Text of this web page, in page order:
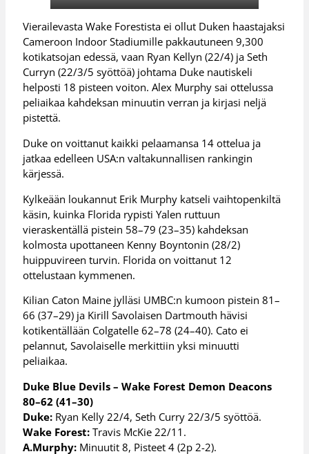
Vierailevasta Wake Forestista ei ollut Duken haastajaksi
Cameroon Indoor Stadiumille pakkautuneen 9,300
kotikatsojan edessä, vaan Ryan Kellyn (22/4) ja Seth
Curryn (22/3/5 syöttöä) johtama Duke nautiskeli
helposti 18 pisteen voiton. Alex Murphy sai ottelussa
peliaikaa kahdeksan minuutin verran ja kirjasi neljä
pistettä.
Duke on voittanut kaikki pelaamansa 14 ottelua ja
jatkaa edelleen USA:n valtakunnallisen rankingin
kärjessä.
Kylkeään loukannut Erik Murphy katseli vaihtopenkiltä
käsin, kuinka Florida rypisti Yalen ruttuun
vieraskentällä pistein 58–79 (23–35) kahdeksan
kolmosta upottaneen Kenny Boyntonin (28/2)
huippuvireen turvin. Florida on voittanut 12
ottelustaan kymmenen.
Kilian Caton Maine jylläsi UMBC:n kumoon pistein 81–
66 (37–29) ja Kirill Savolaisen Dartmouth hävisi
kotikentällään Colgatelle 62–78 (24–40). Cato ei
pelannut, Savolaiselle merkittiin yksi minuutti
peliaikaa.
Duke Blue Devils – Wake Forest Demon Deacons
80–62 (41–30)
Duke: Ryan Kelly 22/4, Seth Curry 22/3/5 syöttöä.
Wake Forest: Travis McKie 22/11.
A.Murphy: Minuutit 8, Pisteet 4 (2p 2-2).